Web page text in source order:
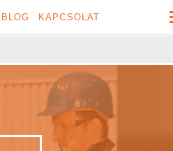
BLOG KAPCSOLAT